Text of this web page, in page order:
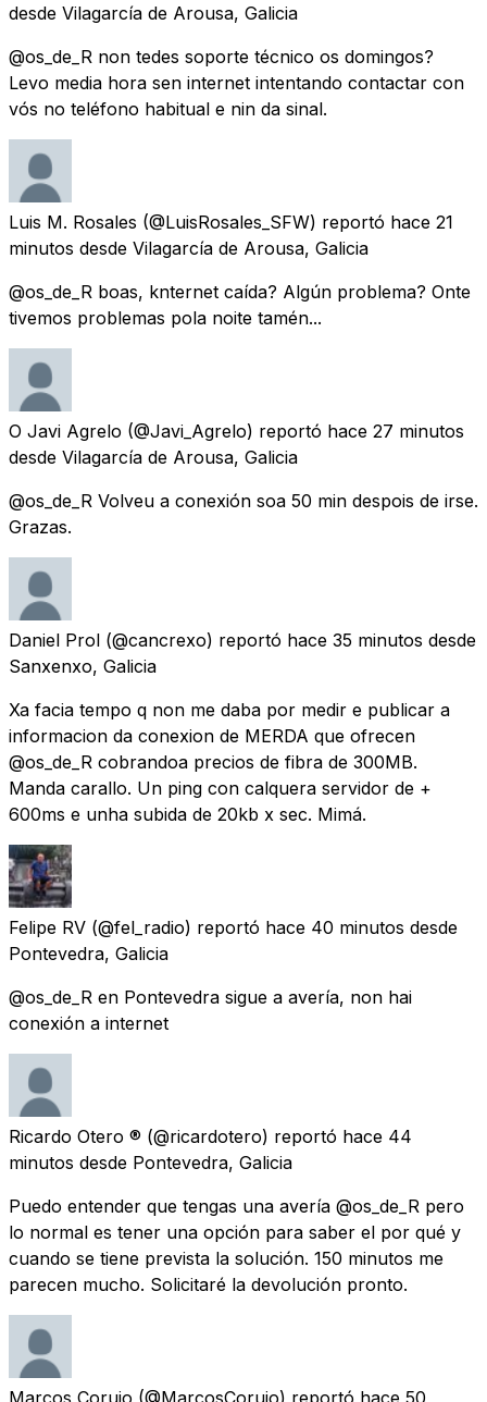
desde Vilagarcía de Arousa, Galicia
@os_de_R non tedes soporte técnico os domingos?
Levo media hora sen internet intentando contactar con
vós no teléfono habitual e nin da sinal.
Luis M. Rosales (@LuisRosales_SFW) reportó hace 21
minutos desde Vilagarcía de Arousa, Galicia
@os_de_R boas, knternet caída? Algún problema? Onte
tivemos problemas pola noite tamén...
O Javi Agrelo (@Javi_Agrelo) reportó hace 27 minutos
desde Vilagarcía de Arousa, Galicia
@os_de_R Volveu a conexión soa 50 min despois de irse.
Grazas.
Daniel Prol (@cancrexo) reportó hace 35 minutos desde
Sanxenxo, Galicia
Xa facia tempo q non me daba por medir e publicar a
informacion da conexion de MERDA que ofrecen
@os_de_R cobrandoa precios de fibra de 300MB.
Manda carallo. Un ping con calquera servidor de +
600ms e unha subida de 20kb x sec. Mimá.
Felipe RV (@fel_radio) reportó hace 40 minutos desde
Pontevedra, Galicia
@os_de_R en Pontevedra sigue a avería, non hai
conexión a internet
Ricardo Otero ®️ (@ricardotero) reportó hace 44
minutos desde Pontevedra, Galicia
Puedo entender que tengas una avería @os_de_R pero
lo normal es tener una opción para saber el por qué y
cuando se tiene prevista la solución. 150 minutos me
parecen mucho. Solicitaré la devolución pronto.
Marcos Corujo (@MarcosCorujo) reportó hace 50